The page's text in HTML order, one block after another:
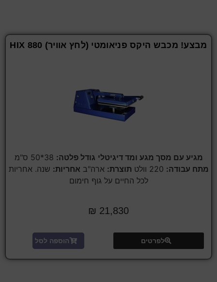
מבצע! מכבש היקס פניאומטי (לחץ אוויר) HIX 880
מגיע עם מסך מגע ומד דיגיטלי גודל פלטה:
מתח עבודה:
תוצרת: ארה"ב אחריות: שנה. אחריות
לכל החיים על גוף חימום
₪ 21,830
לפרטים הוספה לסל